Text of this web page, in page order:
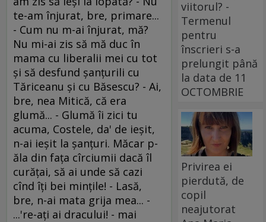
te-am înjurat, bre, primare...
- Cum nu m-ai înjurat, mă?
Nu mi-ai zis să mă duc în
mama cu liberalii mei cu tot
şi să desfund şanţurili cu
Tăriceanu şi cu Băsescu? - Ai,
bre, nea Mitică, că era
glumă... - Glumă îi zici tu
acuma, Costele, da' de ieşit,
n-ai ieşit la şanţuri. Măcar p-
ăla din faţa cîrciumii dacă îl
curăţai, să ai unde să cazi
cînd îţi bei minţile! - Lasă,
bre, n-ai mata grija mea... -
...'re-aţi ai dracului! - mai
viitorul? -
Termenul
pentru
înscrieri s-a
prelungit până
la data de 11
OCTOMBRIE
Privirea ei
pierdută, de
copil
neajutorat